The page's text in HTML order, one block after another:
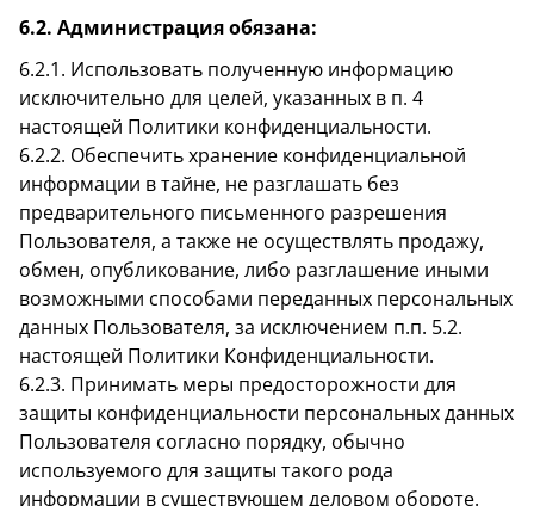
6.2. Администрация обязана:
6.2.1. Использовать полученную информацию
исключительно для целей, указанных в п. 4
настоящей Политики конфиденциальности.
6.2.2. Обеспечить хранение конфиденциальной
информации в тайне, не разглашать без
предварительного письменного разрешения
Пользователя, а также не осуществлять продажу,
обмен, опубликование, либо разглашение иными
возможными способами переданных персональных
данных Пользователя, за исключением п.п. 5.2.
настоящей Политики Конфиденциальности.
6.2.3. Принимать меры предосторожности для
защиты конфиденциальности персональных данных
Пользователя согласно порядку, обычно
используемого для защиты такого рода
информации в существующем деловом обороте.